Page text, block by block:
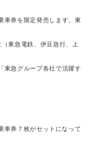
車券を限定発売します。東
東急電鉄、伊豆急行、上
東急グループ各社で活躍す
車券７枚がセットになって